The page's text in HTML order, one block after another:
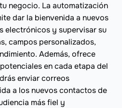
negocio. La automatización
dar la bienvenida a nuevos
electrónicos y supervisar su
campos personalizados,
Además, ofrece
en cada etapa del
enviar correos
a los nuevos contactos de
más fiel y